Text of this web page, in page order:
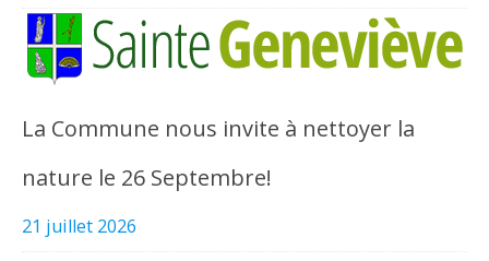
La Commune nous invite à nettoyer la
nature le 26 Septembre!
21 juillet 2026